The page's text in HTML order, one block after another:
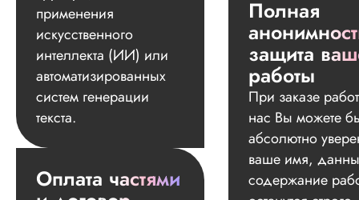
применения
искусственного
интеллекта (ИИ) или
автоматизированных
систем генерации
текста.
Оплата частями
Полная
защита
работы
При заказе
нас Вы можете
абсолютно
ваше имя,
содержание